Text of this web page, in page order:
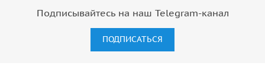
Подписывайтесь на наш Telegram-канал
ПОДПИСАТЬСЯ